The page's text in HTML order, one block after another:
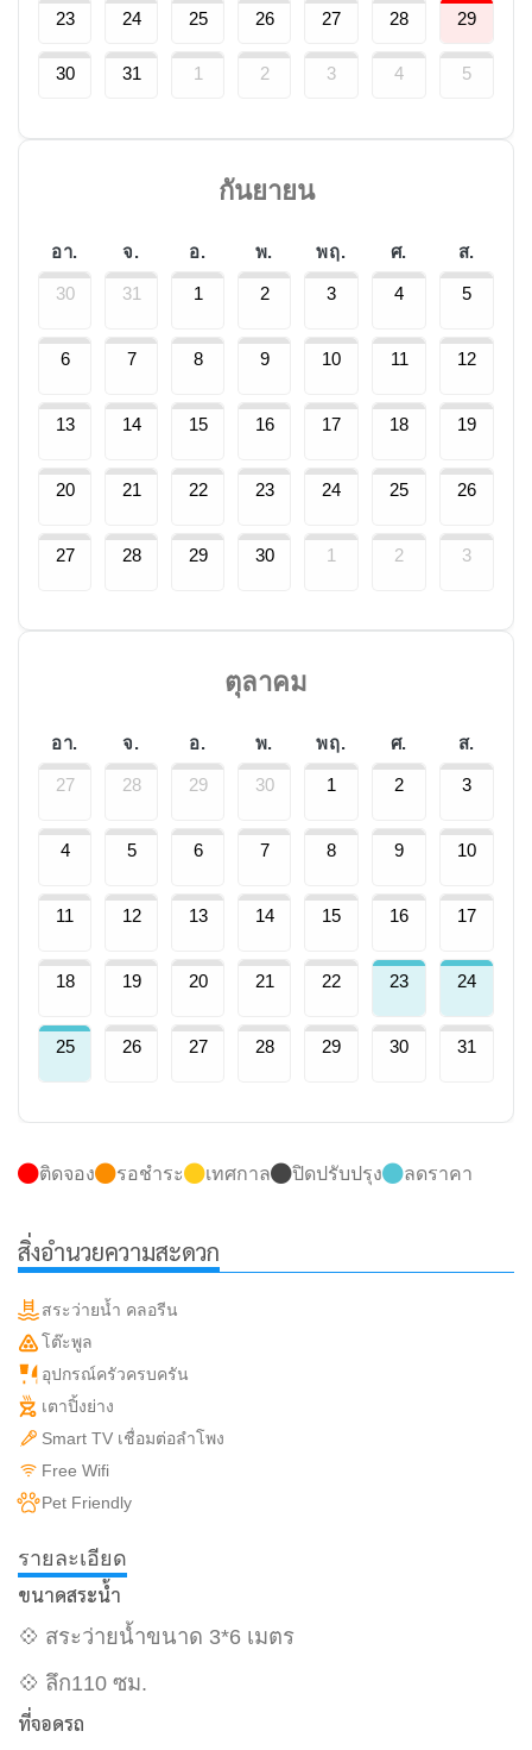
23 24 25 26 27 28 29
30 31 1 2 3 4 5
กันยายน
อา. จ. อ. พ. พฤ. ศ. ส.
30 31 1 2 3 4 5
6 7 8 9 10 11 12
13 14 15 16 17 18 19
20 21 22 23 24 25 26
27 28 29 30 1 2 3
ตุลาคม
อา. จ. อ. พ. พฤ. ศ. ส.
27 28 29 30 1 2 3
4 5 6 7 8 9 10
11 12 13 14 15 16 17
18 19 20 21 22 23 24
25 26 27 28 29 30 31
ติดจอง รอชำระ เทศกาล ปิดปรับปรุง ลดราคา
สิ่งอำนวยความสะดวก
สระว่ายน้ำ คลอรีน
โต๊ะพูล
อุปกรณ์ครัวครบครัน
เตาปิ้งย่าง
Smart TV เชื่อมต่อลำโพง
Free Wifi
Pet Friendly
รายละเอียด
ขนาดสระน้ำ
💠 สระว่ายน้ำขนาด 3*6 เมตร
💠 ลึก110 ซม.
ที่จอดรถ